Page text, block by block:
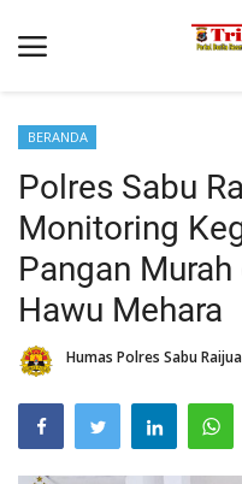
Home
Terms & Conditions
Reskrim
Binkam
Lantas
Giat Ops
BERANDA
Polres Sabu
Monitoring
Pangan
Hawu Mehara
Humas Polres Sabu Raijua